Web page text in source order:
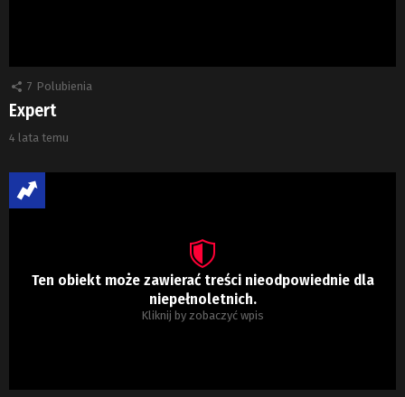
7 Polubienia
Expert
4 lata temu
Ten obiekt może zawierać treści nieodpowiednie dla
niepełnoletnich.
Kliknij by zobaczyć wpis